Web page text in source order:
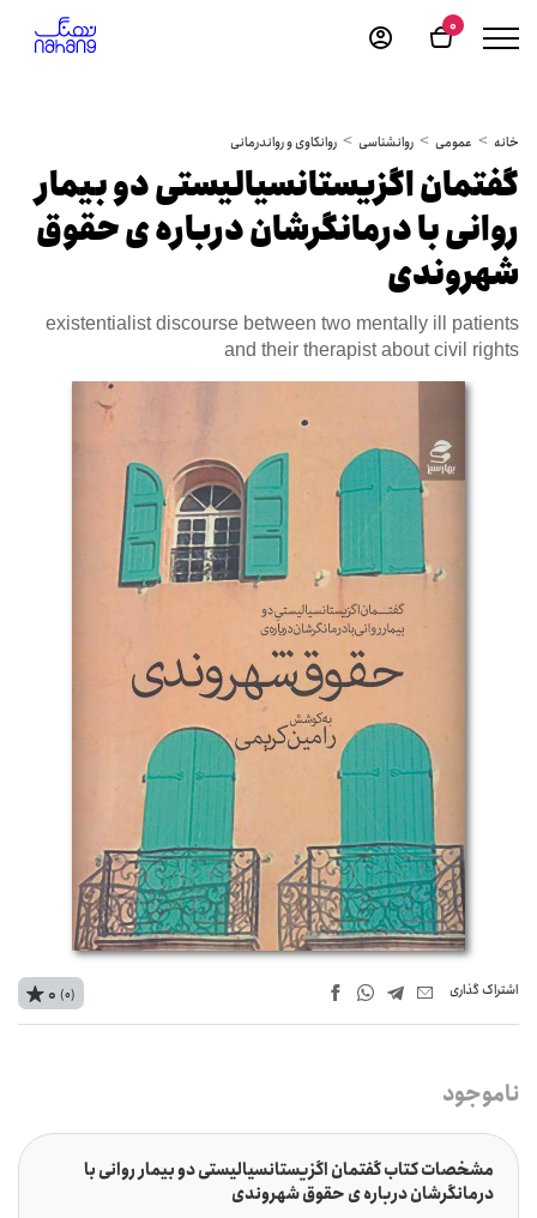
0
خانه عمومی روانشناسی روانکاوی و رواندرمانی
گفتمان اگزیستانسیالیستی دو بیمار
روانی با درمانگرشان درباره ی حقوق
شهروندی
existentialist discourse between two mentally ill patients
and their therapist about civil rights
اشتراک‌ گذاری 0 (0)
ناموجود
مشخصات کتاب گفتمان اگزیستانسیالیستی دو بیمار روانی با
درمانگرشان درباره ی حقوق شهروندی